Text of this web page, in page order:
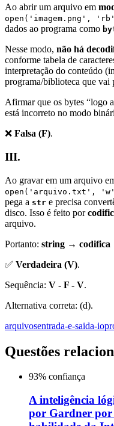
Ao abrir um arquivo em
open('imagem.png',
dados ao programa como
Nesse modo, não há
conforme tabela de
interpretação do conteúdo
programa/biblioteca que vai
Afirmar que os bytes “logo
está incorreto no modo
❌ Falsa (F).
III.
Ao gravar em um arquivo
open('arquivo.txt',
pega a str e precisa
disco. Isso é feito por
arquivo.
Portanto: string → codifica
✅ Verdadeira (V).
Sequência: V - F - V.
Alternativa correta: (d).
arquivosentrada-e-saida-io
Questões
93% confiança
A inteligência
por Gardner por